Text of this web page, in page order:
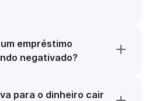
empréstimo
negativado?
para o dinheiro cair